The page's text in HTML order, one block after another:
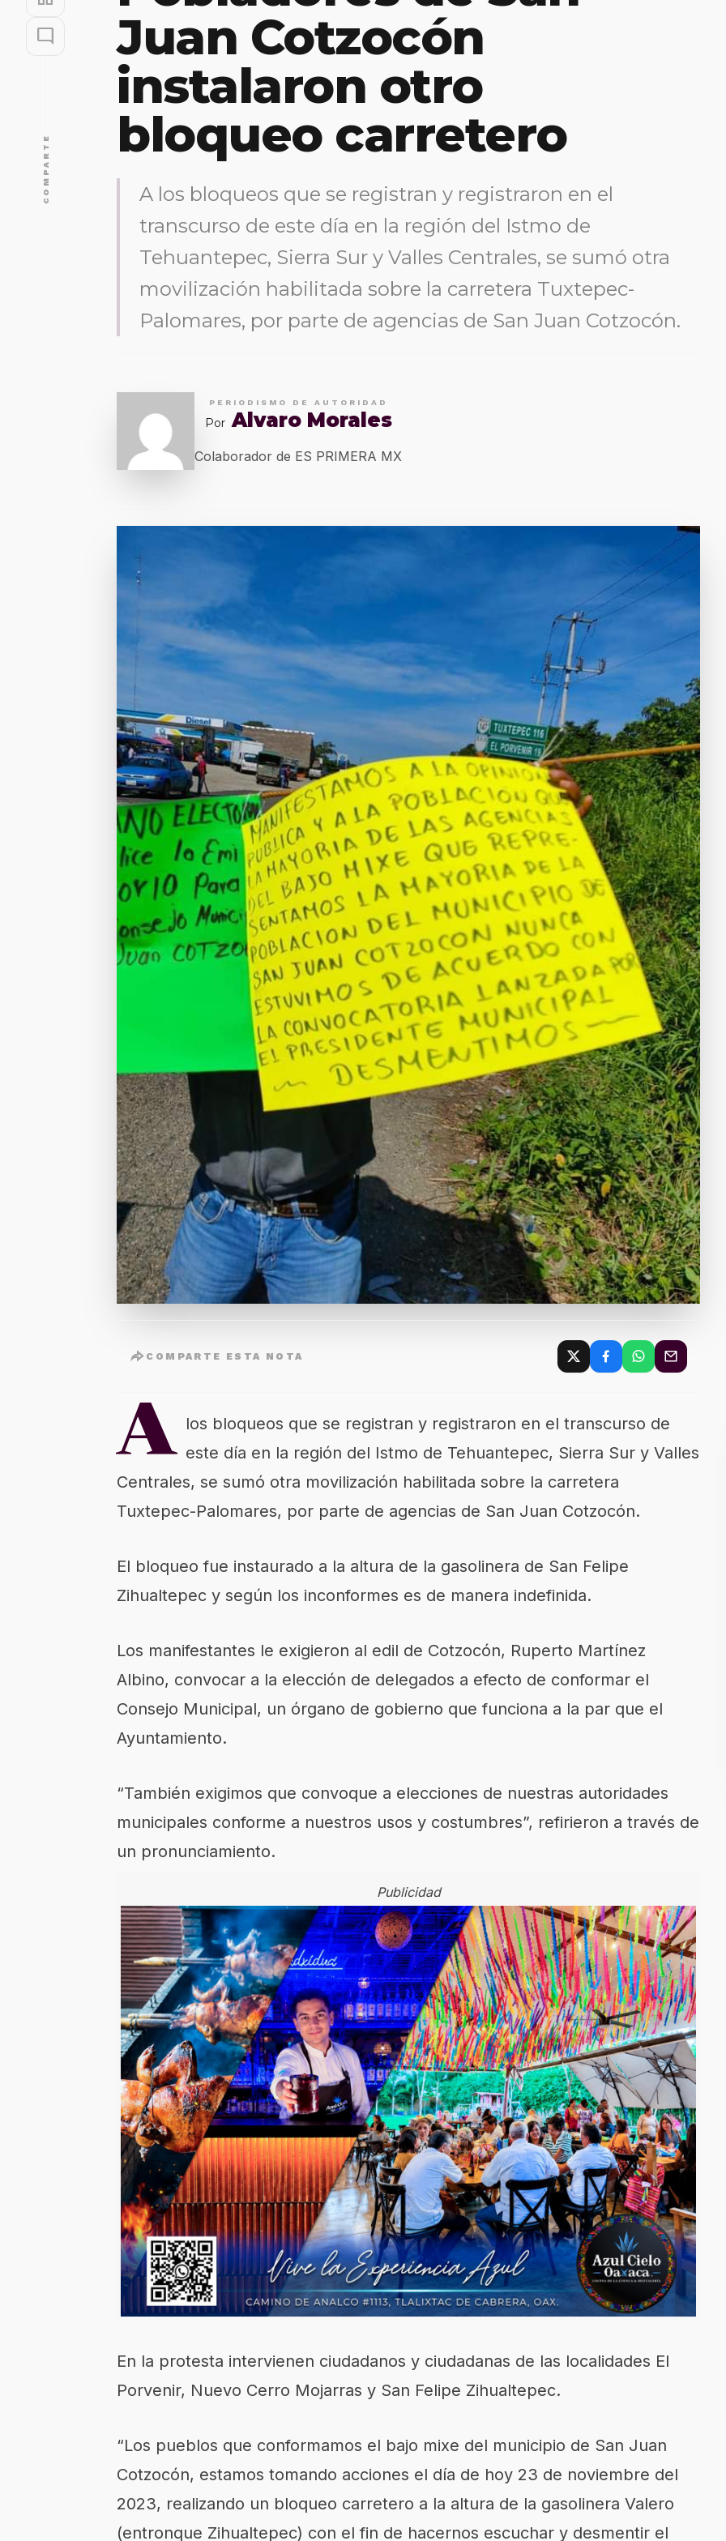
mode_comment
COMPARTE
Juan Cotzocón
instalaron otro
bloqueo carretero
A los bloqueos que se registran y registraron en el
transcurso de este día en la región del Istmo de
Tehuantepec, Sierra Sur y Valles Centrales, se sumó otra
movilización habilitada sobre la carretera Tuxtepec-
Palomares, por parte de agencias de San Juan Cotzocón.
PERIODISMO DE AUTORIDAD
Por Alvaro Morales
Colaborador de ES PRIMERA MX
COMPARTE ESTA NOTA
A los bloqueos que se registran y registraron en el transcurso de
este día en la región del Istmo de Tehuantepec, Sierra Sur y Valles
Centrales, se sumó otra movilización habilitada sobre la carretera
Tuxtepec-Palomares, por parte de agencias de San Juan Cotzocón.
El bloqueo fue instaurado a la altura de la gasolinera de San Felipe
Zihualtepec y según los inconformes es de manera indefinida.
Los manifestantes le exigieron al edil de Cotzocón, Ruperto Martínez
Albino, convocar a la elección de delegados a efecto de conformar el
Consejo Municipal, un órgano de gobierno que funciona a la par que el
Ayuntamiento.
“También exigimos que convoque a elecciones de nuestras autoridades
municipales conforme a nuestros usos y costumbres”, refirieron a través de
un pronunciamiento.
Publicidad
En la protesta intervienen ciudadanos y ciudadanas de las localidades El
Porvenir, Nuevo Cerro Mojarras y San Felipe Zihualtepec.
“Los pueblos que conformamos el bajo mixe del municipio de San Juan
Cotzocón, estamos tomando acciones el día de hoy 23 de noviembre del
2023, realizando un bloqueo carretero a la altura de la gasolinera Valero
(entronque Zihualtepec) con el fin de hacernos escuchar y desmentir el